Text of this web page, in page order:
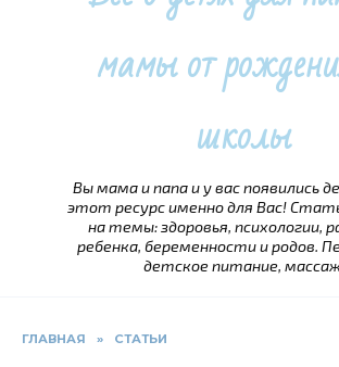
мамы от
школы
Вы мама и папа и у вас появились
этот ресурс именно для Вас!
на темы: здоровья, психологии,
ребенка, беременности и родов.
детское питание,
ГЛАВНАЯ » СТАТЬИ